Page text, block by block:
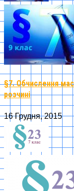
§7. Обчислення
розчині
16 Грудня, 2015